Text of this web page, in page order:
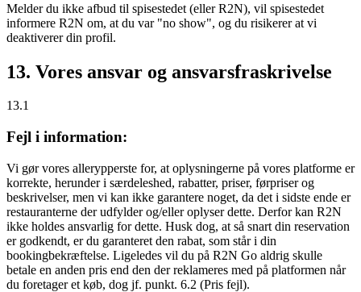
Melder du ikke afbud til spisestedet (eller R2N), vil spisestedet
informere R2N om, at du var "no show", og du risikerer at vi
deaktiverer din profil.
13. Vores ansvar og ansvarsfraskrivelse
13.1
Fejl i information:
Vi gør vores allerypperste for, at oplysningerne på vores platforme er
korrekte, herunder i særdeleshed, rabatter, priser, førpriser og
beskrivelser, men vi kan ikke garantere noget, da det i sidste ende er
restauranterne der udfylder og/eller oplyser dette. Derfor kan R2N
ikke holdes ansvarlig for dette. Husk dog, at så snart din reservation
er godkendt, er du garanteret den rabat, som står i din
bookingbekræftelse. Ligeledes vil du på R2N Go aldrig skulle
betale en anden pris end den der reklameres med på platformen når
du foretager et køb, dog jf. punkt. 6.2 (Pris fejl).